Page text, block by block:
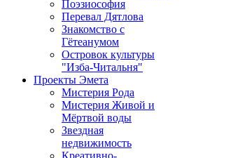
Поэзиософия
Перевал Дятлова
Знакомство с
Гётеанумом
Островок культуры
"Изба-Читальня"
Проекты Эмета
Мистерия Рода
Мистерия Живой и
Мёртвой воды
Звездная
недвижимость
Креативно-